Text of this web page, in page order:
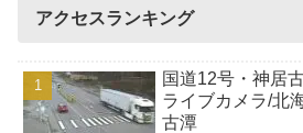
アクセスランキング
国道12号・神居
ライブカメラ/北
古潭